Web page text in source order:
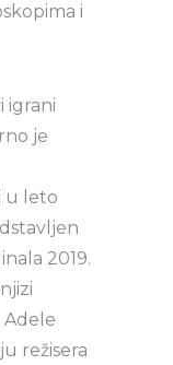
i
igrani
je
u leto
2019.
Adele
režisera